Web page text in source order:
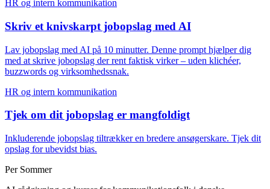
HR og intern kommunikation
Skriv et knivskarpt jobopslag med AI
Lav jobopslag med AI på 10 minutter. Denne prompt hjælper dig
med at skrive jobopslag der rent faktisk virker – uden klichéer,
buzzwords og virksomhedssnak.
HR og intern kommunikation
Tjek om dit jobopslag er mangfoldigt
Inkluderende jobopslag tiltrækker en bredere ansøgerskare. Tjek dit
opslag for ubevidst bias.
Per Sommer